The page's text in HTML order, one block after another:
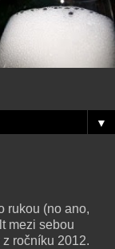
▼
rukou (no ano,
mezi sebou
ročníku 2012.